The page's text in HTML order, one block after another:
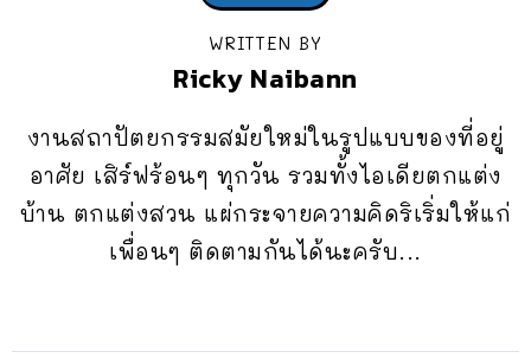
WRITTEN BY
Ricky Naibann
งานสถาปัตยกรรมสมัยใหม่ในรูปแบบของที่อยู่
อาศัย เสิร์ฟร้อนๆ ทุกวัน รวมทั้งไอเดียตกแต่ง
บ้าน ตกแต่งสวน แผ่กระจายความคิดริเริ่มให้แก่
เพื่อนๆ ติดตามกันได้นะครับ...